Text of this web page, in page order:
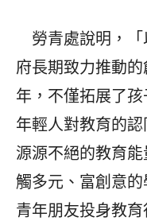
勞青處說明，「
府長期致力推動
年，不僅拓展了
年輕人對教育的
源源不絕的教育
觸多元、富創意
青年朋友投身教